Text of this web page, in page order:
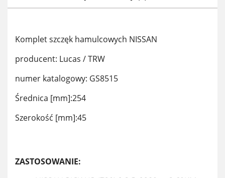
Komplet szczęk hamulcowych NISSAN
producent: Lucas / TRW
numer katalogowy: GS8515
Średnica [mm]:254
Szerokość [mm]:45
ZASTOSOWANIE: